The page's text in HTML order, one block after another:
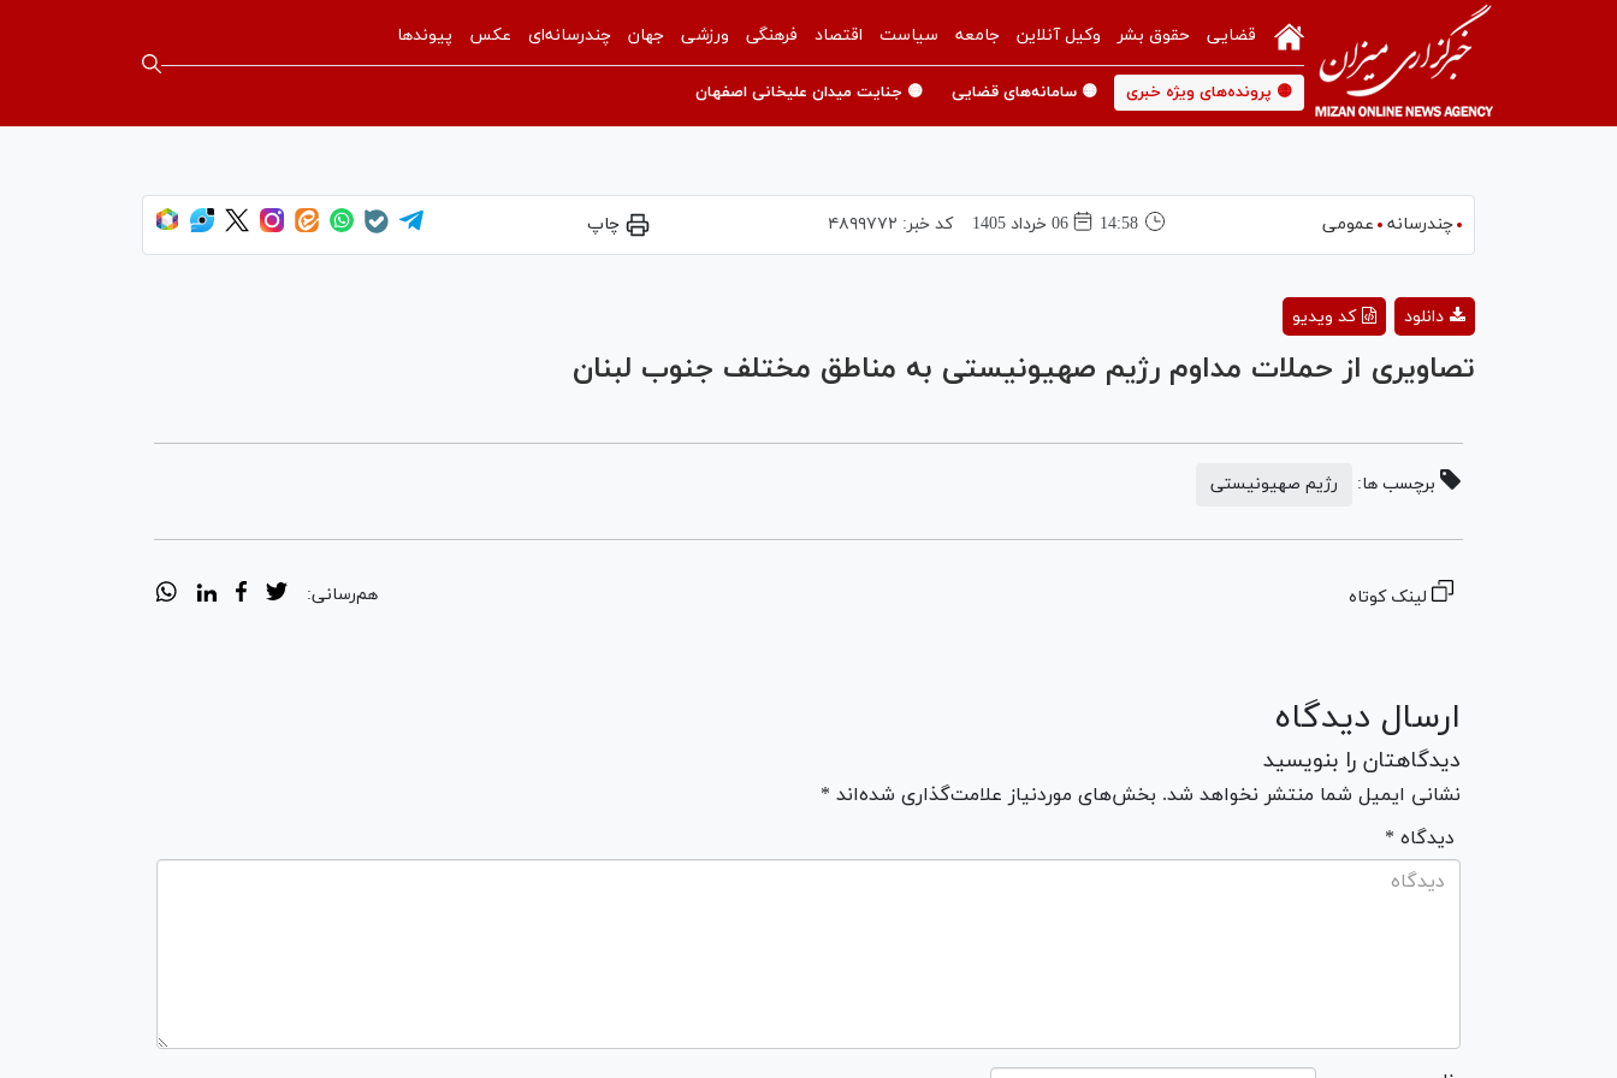
قضایی حقوق بشر وکیل آنلاین جامعه سیاست اقتصاد فرهنگی ورزشی جهان چندرسانه‌ای عکس پیوندها
🟡 پرونده‌های ویژه خبری 🟡 سامانه‌های قضایی 🟡 جنایت میدان علیخانی اصفهان
چندرسانه عمومی 14:58 06 خرداد 1405 کد خبر: ۴۸۹۹۷۷۲ چاپ
Video
کد ویدیو دانلود
تصاویری از حملات مداوم رژیم صهیونیستی به مناطق مختلف جنوب لبنان
برچسب ها: رژیم صهیونیستی
لینک کوتاه هم‌رسانی:
ارسال دیدگاه
دیدگاهتان را بنویسید
نشانی ایمیل شما منتشر نخواهد شد. بخش‌های موردنیاز علامت‌گذاری شده‌اند *
* دیدگاه